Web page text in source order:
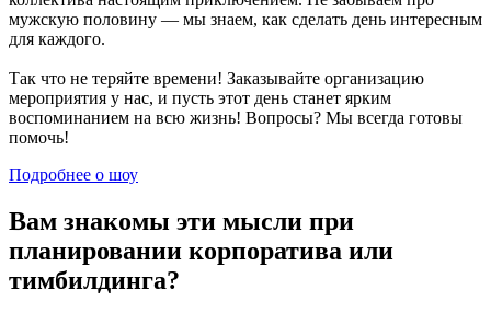
мужскую половину — мы знаем, как сделать день интересным
для каждого.
Так что не теряйте времени! Заказывайте организацию
мероприятия у нас, и пусть этот день станет ярким
воспоминанием на всю жизнь! Вопросы? Мы всегда готовы
помочь!
Подробнее о шоу
Вам знакомы эти мысли при
планировании корпоратива или
тимбилдинга?